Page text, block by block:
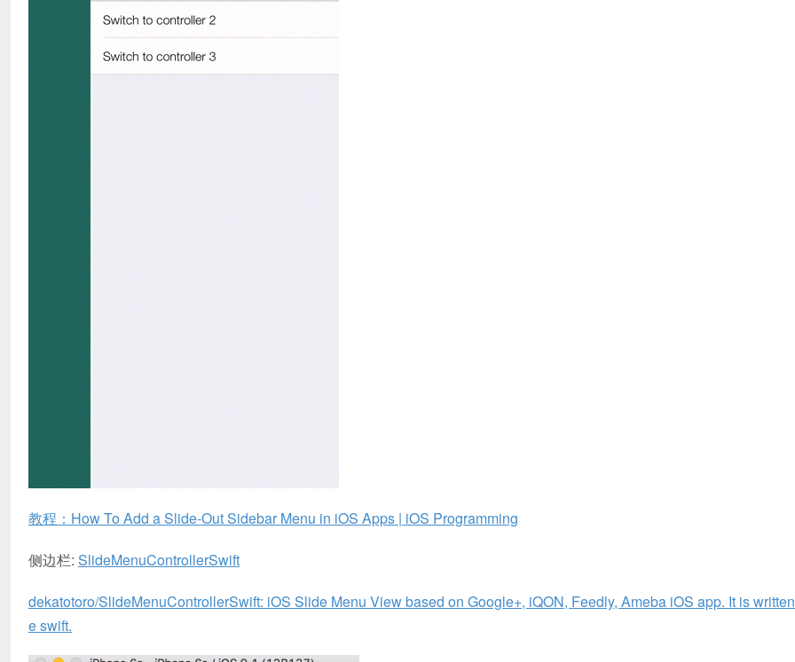
教程：How To Add a Slide-Out Sidebar Menu in iOS Apps | iOS Programming
侧边栏: SlideMenuControllerSwift
dekatotoro/SlideMenuControllerSwift: iOS Slide Menu View based on Google+, iQON, Feedly, Ameba iOS app. It is
e swift.